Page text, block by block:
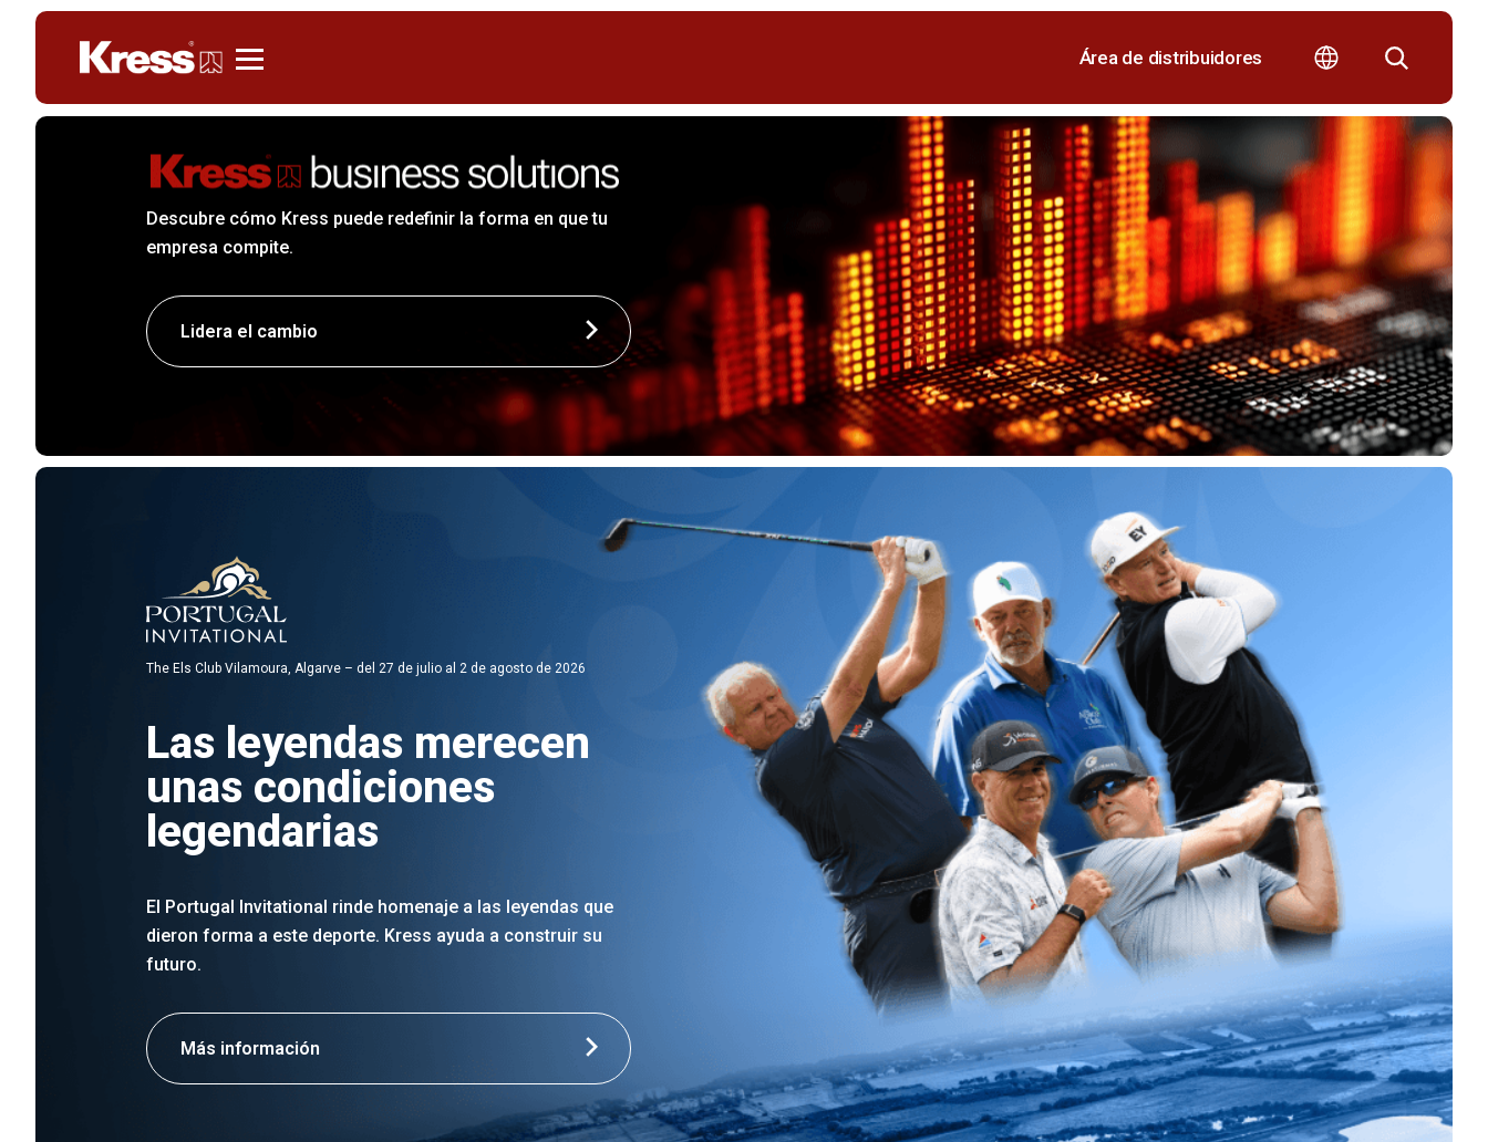
Área de distribuidores
Descubre cómo Kress puede redefinir la forma en que tu
empresa compite.
Lidera el cambio
The Els Club Vilamoura, Algarve – del 27 de julio al 2 de agosto de 2026
Las leyendas merecen
unas condiciones
legendarias
El Portugal Invitational rinde homenaje a las leyendas que
dieron forma a este deporte. Kress ayuda a construir su
futuro.
Más información